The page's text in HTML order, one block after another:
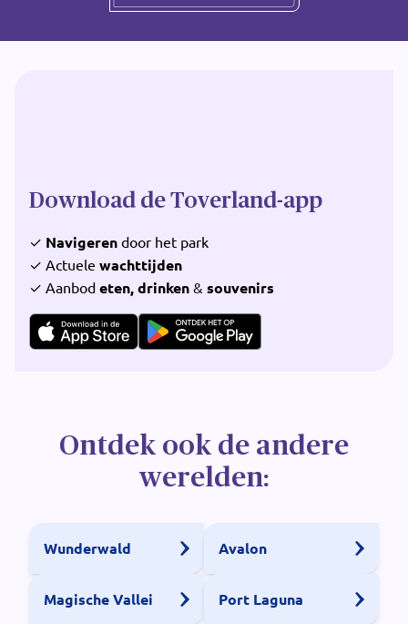
Download de Toverland-app
✓ Navigeren door het park
✓ Actuele wachttijden
✓ Aanbod eten, drinken & souvenirs
Ontdek ook de andere
werelden:
Wunderwald Avalon
Magische Vallei Port Laguna